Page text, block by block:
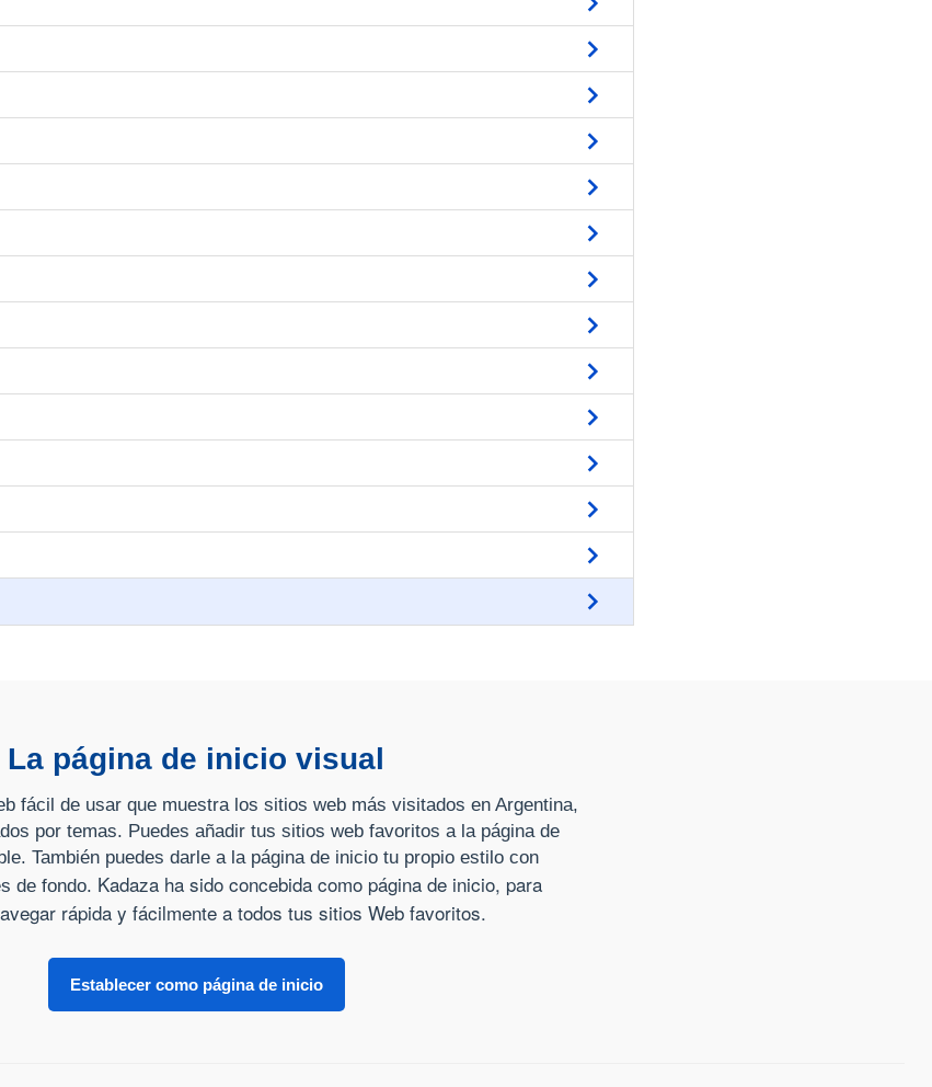
La página de inicio visual
fácil de usar que muestra los sitios web más visitados en Argentina,
por temas. Puedes añadir tus sitios web favoritos a la página de
También puedes darle a la página de inicio tu propio estilo con
de fondo. Kadaza ha sido concebida como página de inicio, para
rápida y fácilmente a todos tus sitios Web favoritos.
Establecer como página de inicio